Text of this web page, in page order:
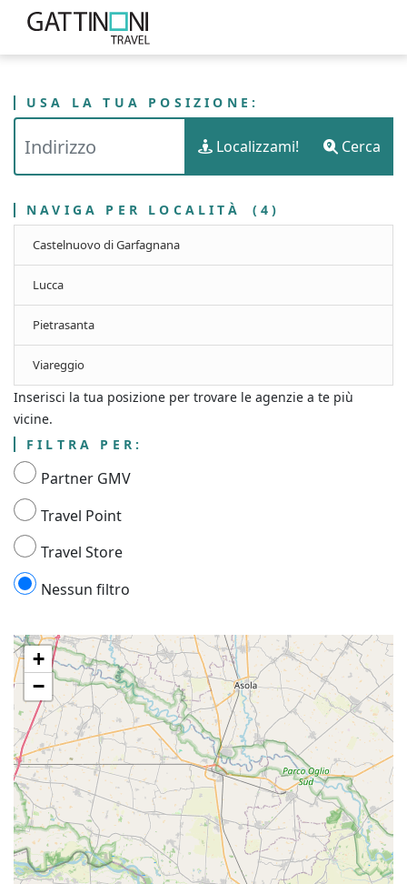
GATTINONI TRAVEL - PROVINCIA DI LUCCA
USA LA TUA POSIZIONE:
Localizzami! Cerca
NAVIGA PER LOCALITÀ (4)
Castelnuovo di Garfagnana
Lucca
Pietrasanta
Viareggio
Inserisci la tua posizione per trovare le agenzie a te più
vicine.
FILTRA PER:
Partner GMV
Travel Point
Travel Store
Nessun filtro
+
−